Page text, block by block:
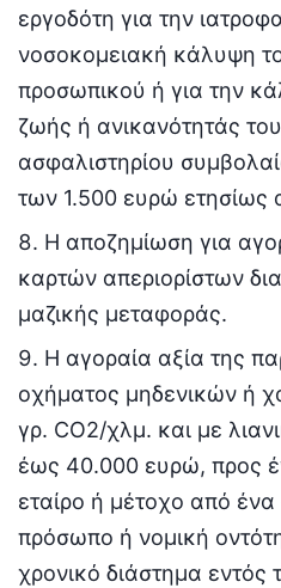
εργοδότη για την
νοσοκομειακή κάλυψη
προσωπικού ή για την
ζωής ή ανικανότητάς
ασφαλιστηρίου
των 1.500 ευρώ ετησίως
Η αποζημίωση για
καρτών απεριορίστων
μαζικής μεταφοράς.
Η αγοραία αξία της
οχήματος μηδενικών ή
γρ. CO2/χλμ. και με
έως 40.000 ευρώ, προς
εταίρο ή μέτοχο από
πρόσωπο ή νομική
χρονικό διάστημα εντός